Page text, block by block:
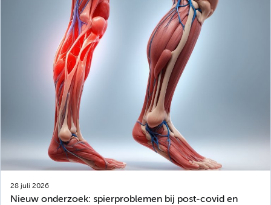
28 juli 2026
Nieuw onderzoek: spierproblemen bij post-covid en